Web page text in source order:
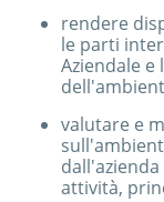
rendere
le parti
Aziendale
valutare e
attività,